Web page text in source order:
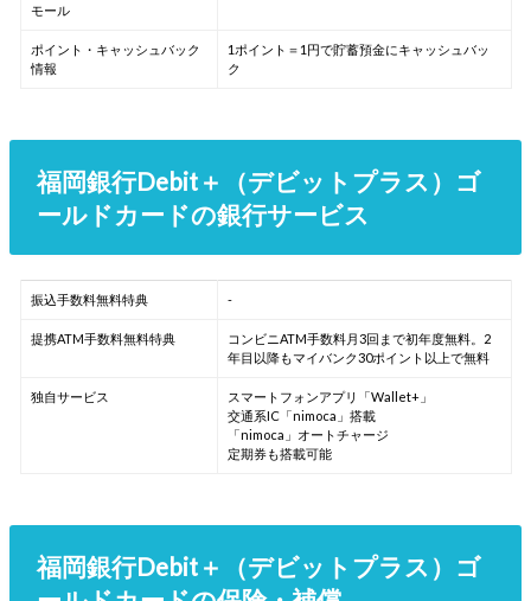
モール
ポイント・キャッシュバック
情報
1ポイント＝1円で貯蓄預金にキャッシュバッ
ク
福岡銀行Debit＋（デビットプラス）ゴ
ールドカードの銀行サービス
振込手数料無料特典 -
提携ATM手数料無料特典
コンビニATM手数料月3回まで初年度無料。2
年目以降もマイバンク30ポイント以上で無料
独自サービス
スマートフォンアプリ「Wallet+」
交通系IC「nimoca」搭載
「nimoca」オートチャージ
定期券も搭載可能
福岡銀行Debit＋（デビットプラス）ゴ